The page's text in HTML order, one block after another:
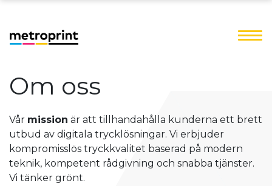
Om oss
Vår mission är att tillhandahålla kunderna ett brett
utbud av digitala trycklösningar. Vi erbjuder
kompromisslös tryckkvalitet baserad på modern
teknik, kompetent rådgivning och snabba tjänster.
Vi tänker grönt.